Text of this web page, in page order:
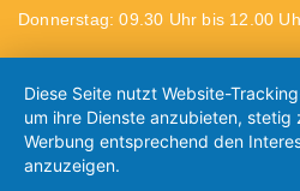
Donnerstag: 09.30 Uhr bis 12.00
Diese Seite nutzt Website-
um ihre Dienste anzubieten, stetig
Werbung entsprechend den
anzuzeigen.